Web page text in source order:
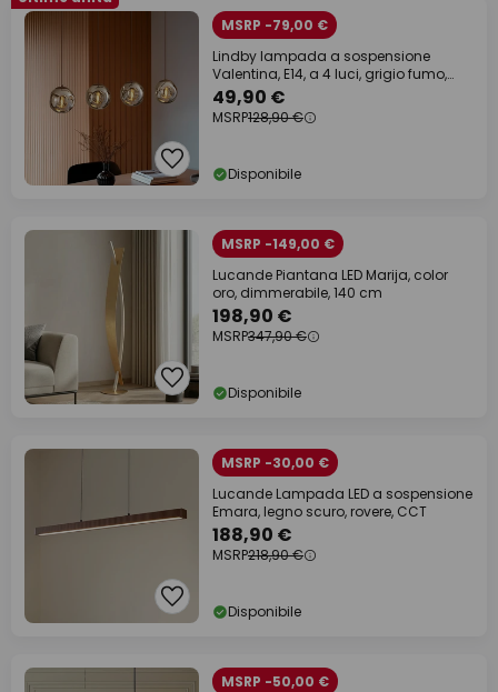
MSRP -79,00 €
Lindby lampada a sospensione
Valentina, E14, a 4 luci, grigio fumo,
vetro
49,90 €
MSRP128,90 €
Disponibile
MSRP -149,00 €
Lucande Piantana LED Marija, color
oro, dimmerabile, 140 cm
198,90 €
MSRP347,90 €
Disponibile
MSRP -30,00 €
Lucande Lampada LED a sospensione
Emara, legno scuro, rovere, CCT
188,90 €
MSRP218,90 €
Disponibile
MSRP -50,00 €